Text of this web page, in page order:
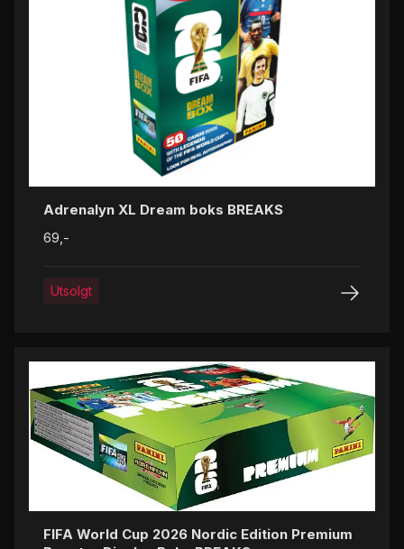
Adrenalyn XL Dream boks BREAKS
69,-
Utsolgt
FIFA World Cup 2026 Nordic Edition Premium